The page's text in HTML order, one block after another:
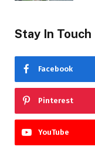
Stay In Touch
Facebook
Pinterest
YouTube